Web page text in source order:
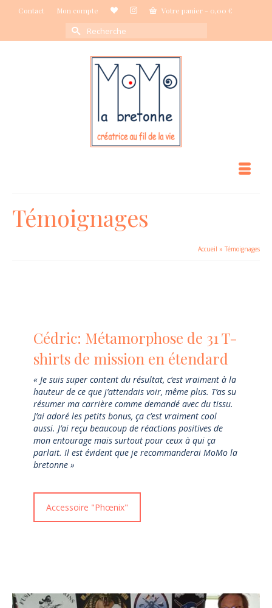
Contact Mon compte Votre panier - 0,00 €
Rechercher :
Témoignages
Accueil » Témoignages
Cédric: Métamorphose de 31 T-
shirts de mission en étendard
« Je suis super content du résultat, c’est vraiment à la
hauteur de ce que j’attendais voir, même plus. T’as su
résumer ma carrière comme demandé avec du tissu.
J’ai adoré les petits bonus, ça c’est vraiment cool
aussi. J’ai reçu beaucoup de réactions positives de
mon entourage mais surtout pour ceux à qui ça
parlait. Il est évident que je recommanderai MoMo la
bretonne »
Accessoire "Phœnix"